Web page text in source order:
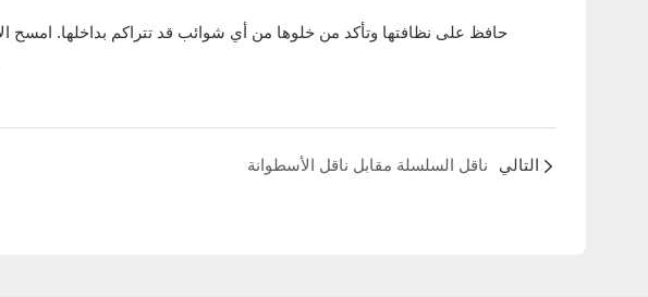
حافظ على نظافتها وتأكد من خلوها من أي شوائب قد تتراكم بداخلها. امسح
ناقل السلسلة مقابل ناقل الأسطوانة التالي